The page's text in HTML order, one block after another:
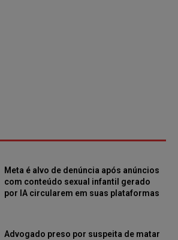
Meta é alvo de denúncia após anúncios
com conteúdo sexual infantil gerado
por IA circularem em suas plataformas
Advogado preso por suspeita de matar